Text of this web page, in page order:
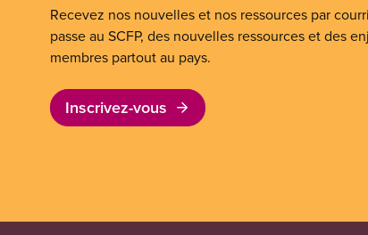
Recevez nos nouvelles et nos ressources par
passe au SCFP, des nouvelles ressources et des
membres partout au pays.
Inscrivez-vous